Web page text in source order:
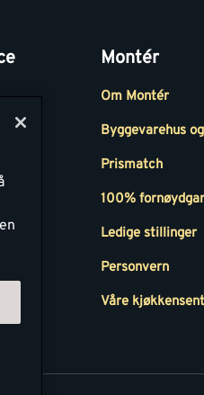
Montér
Om Montér
Byggevarehus
Prismatch
100%
Ledige stillinger
Personvern
Våre